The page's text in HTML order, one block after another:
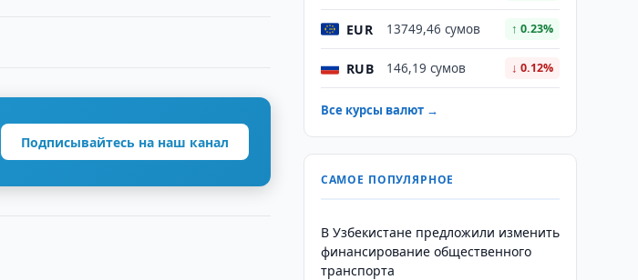
Подписывайтесь на наш канал
EUR 13749,46 сумов ↑ 0.23%
RUB 146,19 сумов ↓ 0.12%
Все курсы валют →
САМОЕ ПОПУЛЯРНОЕ
В Узбекистане предложили изменить
финансирование общественного
транспорта